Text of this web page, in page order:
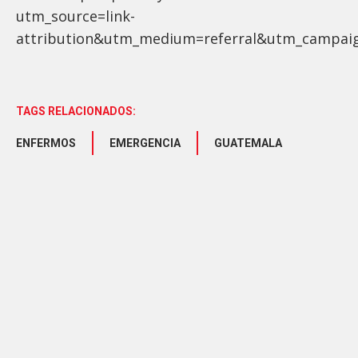
utm_source=link-
TAGS RELACIONADOS:
ENFERMOS EMERGENCIA GUATEMALA